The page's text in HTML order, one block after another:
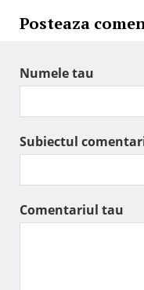
Posteaza
Numele tau
Subiectul
Comentariul tau